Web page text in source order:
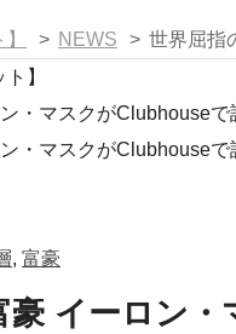
> NEWS > 世界屈指
・マスクがClubhouse
・マスクがClubhouse
, 富豪
豪 イーロン